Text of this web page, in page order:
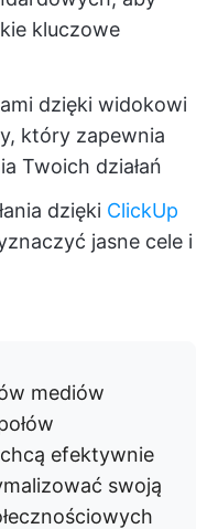
kluczowe
dzięki widokowi
który zapewnia
Twoich działań
dzięki ClickUp
jasne cele i
mediów
efektywnie
swoją